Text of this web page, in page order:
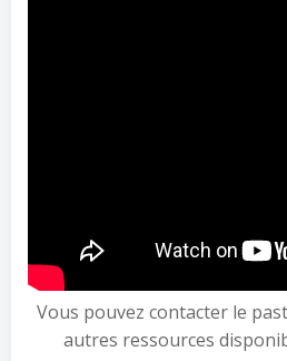
Vous pouvez contacter le
autres ressources